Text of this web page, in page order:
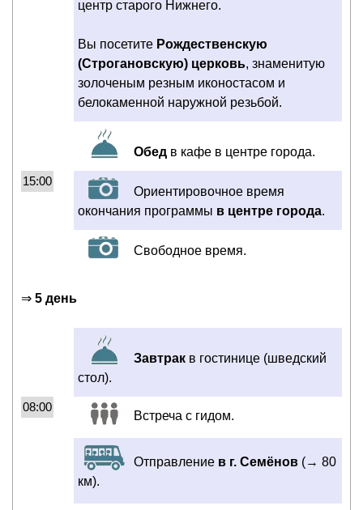
центр старого Нижнего.
Вы посетите Рождественскую
(Строгановскую) церковь, знаменитую
золоченым резным иконостасом и
белокаменной наружной резьбой.
Обед в кафе в центре города.
15:00
Ориентировочное время
окончания программы в центре города.
Свободное время.
⇒ 5 день
Завтрак в гостинице (шведский
стол).
08:00
Встреча с гидом.
Отправление в г. Семёнов (→ 80
км).